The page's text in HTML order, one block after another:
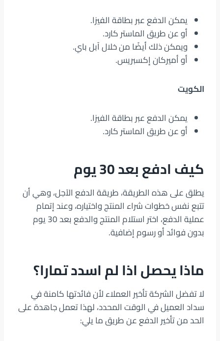
يمكن الدفع عبر بطاقة الفيزا.
أو عن طريق الماستر كارد.
ويمكن ذلك أيضًا من خلال آبل باي.
أو أميركان إكسبريس.
الكويت
يمكن الدفع عبر بطاقة الفيزا.
أو عن طريق الماستر كارد.
كيف ادفع بعد 30 يوم
يطلق على هذه الطريقة، طريقة الدفع الآجل، وهي أن
تتبع نفس خطوات شراء المنتج واختياره، وعند إتمام
عملية الدفع، اختر استلام المنتج والدفع بعد 30 يوم
بدون فوائد أو رسوم إضافية.
ماذا يحصل اذا لم اسدد تمارا؟
لا تفضل الشركة تأخير العملاء لأن فائدتها كامنة في
سداد العميل في الوقت المحدد، لهذا تعمل جاهدة على
الحد من تأخير الدفع عن طريق ما يلي: